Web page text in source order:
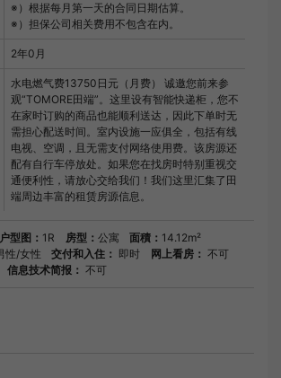
※）根据每月第一天的合同日期估算。
※）担保公司相关费用不包含在内。
2年0月
水电燃气费13750日元（月费） 诚邀您前来参
观“TOMORE田端”。这里设有智能快递柜，您不
在家时订购的商品也能顺利送达，因此下单时无
需担心配送时间。室内设施一应俱全，包括有线
电视、空调，且无需支付网络使用费。该房源还
配有自行车停放处。如果您在找房时特别重视交
通便利性，请放心交给我们！我们这里汇集了田
端周边丰富的租赁房源信息。
户型图： 1R 房型： 公寓 面積： 14.12m²
性/女性 交付和入住： 即时 网上看房： 不可
信息技术简报： 不可